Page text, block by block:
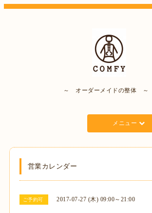
～ オーダーメイドの整体 ～
メニュー
営業カレンダー
ご予約可 2017-07-27 (木) 09:00～21:00